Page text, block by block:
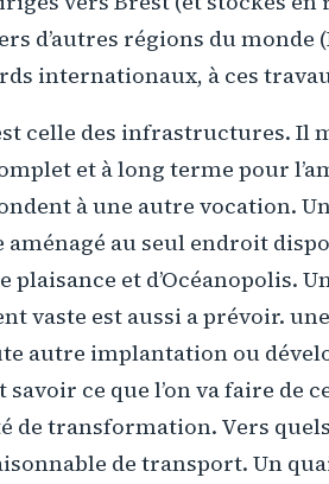
d’autres régions du monde
internationaux, à ces
celle des infrastructures. Il
et à long terme pour
à une autre vocation.
au seul endroit
et d’Océanopolis.
vaste est aussi a prévoir.
autre implantation ou
ce que l’on va faire de
de transformation. Vers
de transport. Un